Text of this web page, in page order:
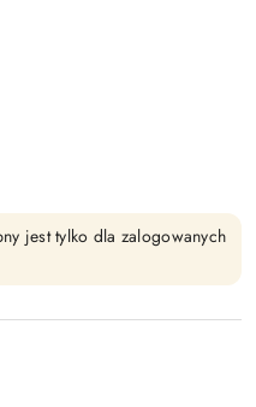
jest tylko dla zalogowanych